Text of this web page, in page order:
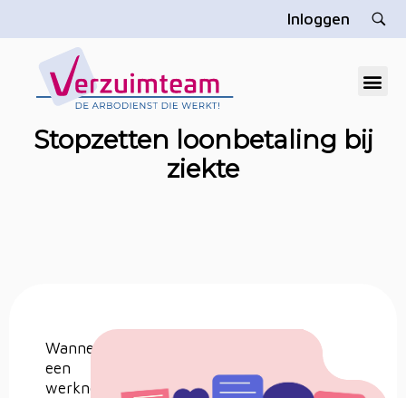
Inloggen
Stopzetten loonbetaling bij
ziekte
Wanneer
een
werknemer